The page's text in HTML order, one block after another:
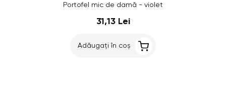
Portofel mic de damă - violet
31,13 Lei
Adăugați în coș